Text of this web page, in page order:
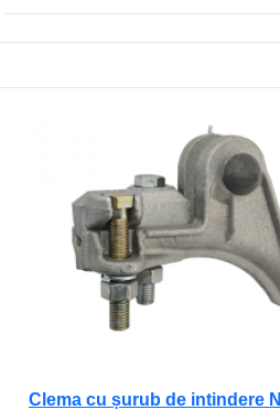
Clema cu șurub de intindere